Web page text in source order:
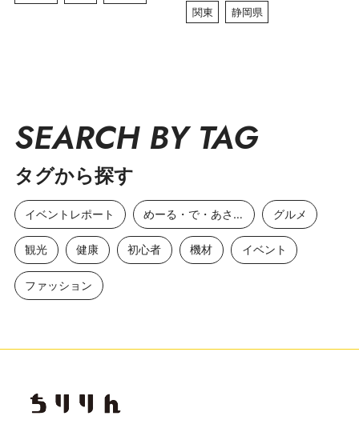
関東 静岡県
SEARCH BY TAG
タグから探す
イベントレポート めーる・で・あさひ グルメ
観光 健康 初心者 機材 イベント
ファッション